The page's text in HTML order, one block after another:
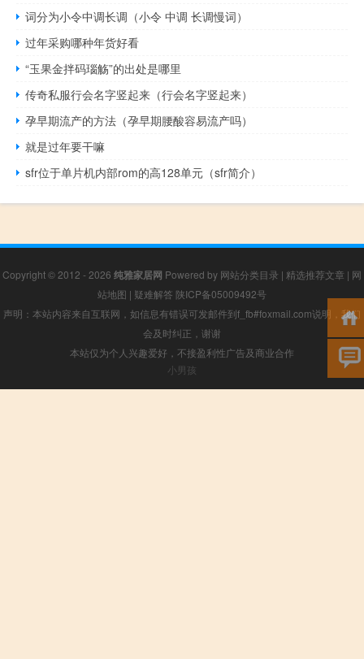
词分为小令中调长调（小令 中调 长调慢词）
过年采购哪种年货好看
“玉果金拌码瑙觞”的出处是哪里
传奇私服行会名字竖起来（行会名字竖起来）
孕早期流产的方法（孕早期腰酸容易流产吗）
就是过年要干嘛
sfr位于单片机内部rom的高128单元（sfr简介）
Copyright © 2012 - 2026 纯雅家居网 Powered by 网站分类目录 | 精选推荐文章 | 网
站地图 | 疑难解答 陕ICP备05009492号
声明：本站内容来自互联网，如信息有错误可发邮件到f_fb#foxmail.com说明，我们
会及时纠正，谢谢
本站仅为个人兴趣爱好，不接盈利性广告及商业合作
小男孩